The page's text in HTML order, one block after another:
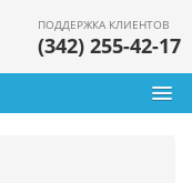
ПОДДЕРЖКА КЛИЕНТОВ
(342) 255-42-17